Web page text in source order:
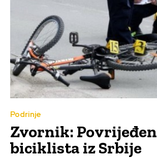
Podrinje
Zvornik: Povrijeđen
biciklista iz Srbije